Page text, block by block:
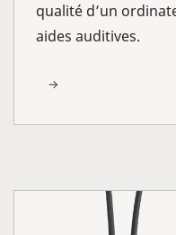
qualité d’un
aides auditives.